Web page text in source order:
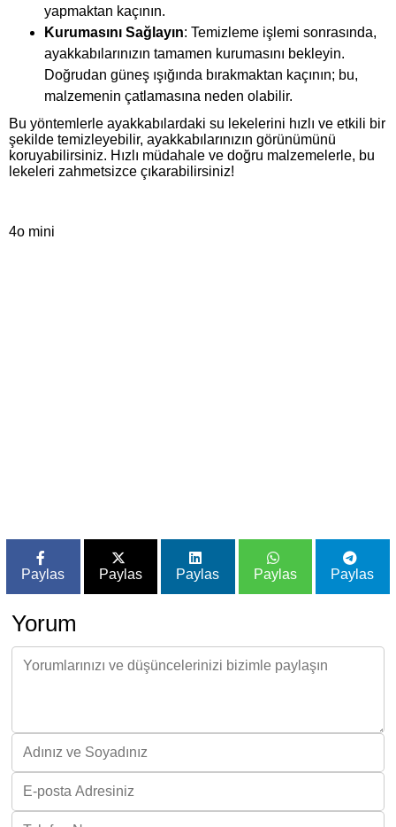
yapmaktan kaçının.
Kurumasını Sağlayın: Temizleme işlemi sonrasında,
ayakkabılarınızın tamamen kurumasını bekleyin.
Doğrudan güneş ışığında bırakmaktan kaçının; bu,
malzemenin çatlamasına neden olabilir.
Bu yöntemlerle ayakkabılardaki su lekelerini hızlı ve etkili bir
şekilde temizleyebilir, ayakkabılarınızın görünümünü
koruyabilirsiniz. Hızlı müdahale ve doğru malzemelerle, bu
lekeleri zahmetsizce çıkarabilirsiniz!
4o mini
Paylas Paylas Paylas Paylas Paylas
Yorum